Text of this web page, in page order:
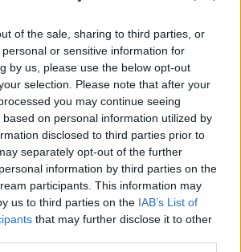
of the sale, sharing to third parties, or
or sensitive information for
by us, please use the below opt-out
selection. Please note that after your
you may continue seeing
on personal information utilized by
disclosed to third parties prior to
separately opt-out of the further
information by third parties on the
participants. This information may
us to third parties on the IAB’s List of
that may further disclose it to other
Lollobrigida in
retrospettiva al
i
di attività
Lollobrigida.
Lollobrigida in
i